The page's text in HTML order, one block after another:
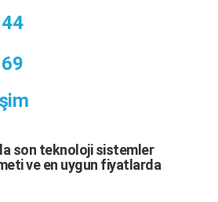
son teknoloji sistemler
ve en uygun fiyatlarda